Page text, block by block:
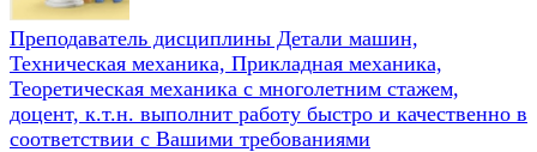
Преподаватель дисциплины Детали машин,
Техническая механика, Прикладная механика,
Теоретическая механика с многолетним стажем,
доцент, к.т.н. выполнит работу быстро и качественно в
соответствии с Вашими требованиями